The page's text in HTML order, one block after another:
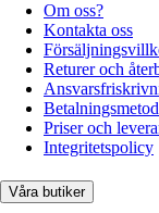
Om oss?
Kontakta oss
Returer och
Priser och
Integritetspolicy
Våra butiker